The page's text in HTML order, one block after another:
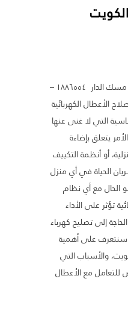
من مسك الدار ١٨٨٦٥٥٤ –
الأعطال الكهربائية
التي لا غنى عنها
يتعلق بإضاءة
أو أنظمة التكييف
الحياة في أي منزل
الحال مع أي نظام
تؤثر على الأداء
إلى تصليح كهرباء
على أهمية
والأسباب التي
مع الأعطال